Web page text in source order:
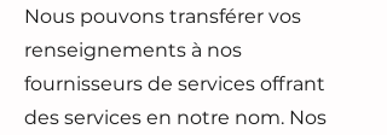
Nous pouvons transférer vos
renseignements à nos
fournisseurs de services offrant
des services en notre nom. Nos